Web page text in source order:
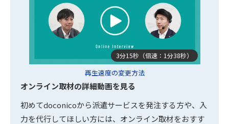
3分15秒（倍速：1分38秒）
再生速度の変更方法
オンライン取材の詳細動画を見る
初めてdoconicoから派遣サービスを発注する方や、入
力を代行してほしい方には、オンライン取材をおすす